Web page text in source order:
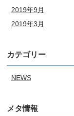
2019年9月
2019年3月
カテゴリー
NEWS
メタ情報